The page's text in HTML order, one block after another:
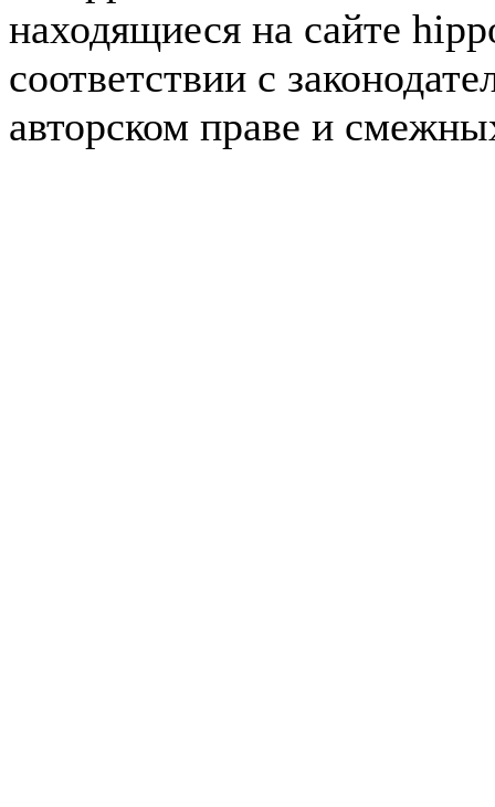
находящиеся на сайте
соответствии с
авторском праве и